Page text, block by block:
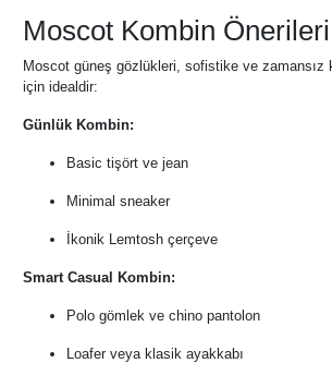
Moscot Kombin Önerileri
Moscot güneş gözlükleri, sofistike ve zamansız
için idealdir:
Günlük Kombin:
Basic tişört ve jean
Minimal sneaker
İkonik Lemtosh çerçeve
Smart Casual Kombin:
Polo gömlek ve chino pantolon
Loafer veya klasik ayakkabı